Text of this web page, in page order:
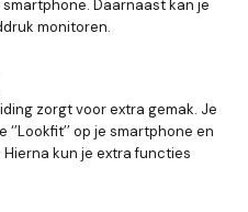
Daarnaast kan je
monitoren.
zorgt voor extra gemak. Je
op je smartphone en
kun je extra functies